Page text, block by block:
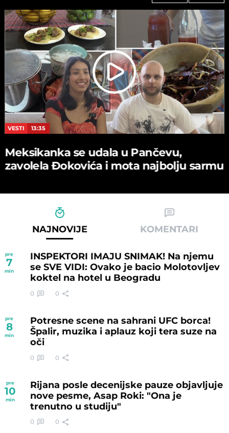
VESTI 13:35
Meksikanka se udala u Pančevu,
zavolela Đokovića i mota najbolju sarmu
NAJNOVIJE KOMENTARI
pre
7
min
INSPEKTORI IMAJU SNIMAK! Na njemu
se SVE VIDI: Ovako je bacio Molotovljev
koktel na hotel u Beogradu
0 0
pre
8
min
Potresne scene na sahrani UFC borca!
Špalir, muzika i aplauz koji tera suze na
oči
0 0
pre
10
min
Rijana posle decenijske pauze objavljuje
nove pesme, Asap Roki: "Ona je
trenutno u studiju"
0 0